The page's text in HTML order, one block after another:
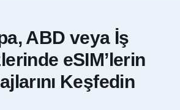
ABD veya İş
eSIM’lerin
Keşfedin